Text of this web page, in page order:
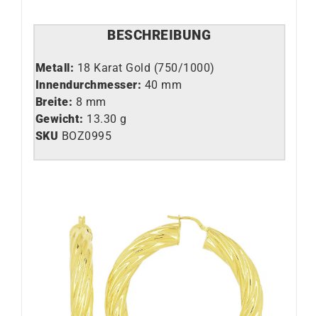
BESCHREIBUNG
Metall: 18 Karat Gold (750/1000)
Innendurchmesser: 40 mm
Breite: 8 mm
Gewicht: 13.30 g
SKU BOZ0995